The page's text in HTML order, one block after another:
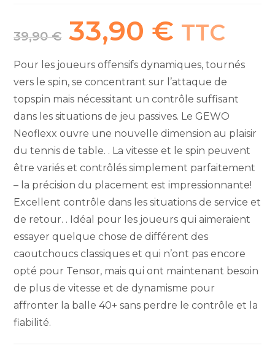
39,90€
Le
prix
initial
33,90 € prix
TTC
Pour les joueurs offensifs dynamiques, tournés
vers le spin, se concentrant sur l’attaque de
topspin mais nécessitant un contrôle suffisant
dans les situations de jeu passives. Le GEWO
Neoflexx ouvre une nouvelle dimension au plaisir
du tennis de table. . La vitesse et le spin peuvent
être variés et contrôlés simplement parfaitement
– la précision du placement est impressionnante!
Excellent contrôle dans les situations de service et
de retour. . Idéal pour les joueurs qui aimeraient
essayer quelque chose de différent des
caoutchoucs classiques et qui n’ont pas encore
opté pour Tensor, mais qui ont maintenant besoin
de plus de vitesse et de dynamisme pour
affronter la balle 40+ sans perdre le contrôle et la
fiabilité.